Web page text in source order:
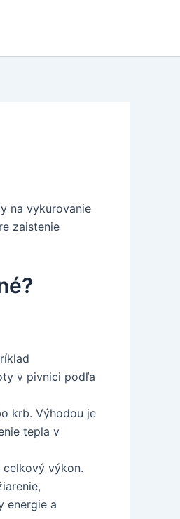
na vykurovanie
zaistenie
v pivnici podľa
krb. Výhodou je
tepla v
výkon.
energie a